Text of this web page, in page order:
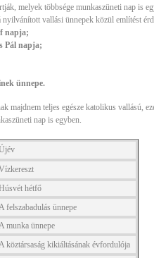
melyek többsége munkaszüneti nap is
nyilvánított vallási ünnepek közül említést
napja;
Pál napja;
ünnepe.
majdnem teljes egésze katolikus vallású,
nap is egyben.
hétfő
felszabadulás ünnepe
munka ünnepe
köztársaság kikiáltásának évfordulója